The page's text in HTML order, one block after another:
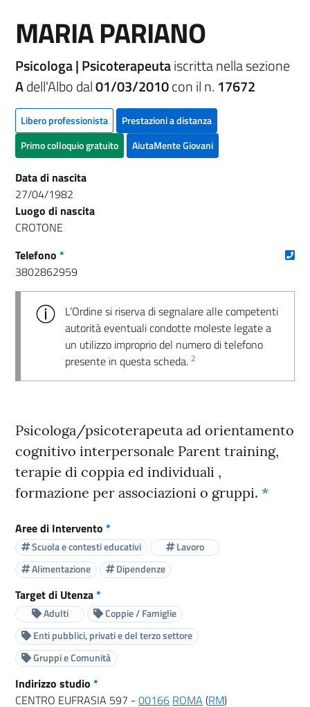
MARIA PARIANO
Psicologa | Psicoterapeutaiscritta nella sezione
Adell'Albo dal01/03/2010con il n. 17672
Libero professionista
Prestazioni a distanza
Primo colloquio gratuito
AiutaMente Giovani
Data di nascita
27/04/1982
Luogo di nascita
CROTONE
Telefono *
3802862959
L’Ordine si riserva di segnalare alle competenti
autorità eventuali condotte moleste legate a
un utilizzo improprio del numero di telefono
presente in questa scheda. 2
Psicologa/psicoterapeuta ad orientamento
cognitivo interpersonale Parent training,
terapie di coppia ed individuali ,
formazione per associazioni o gruppi. *
Aree di Intervento *
Scuola e contesti educativi
Lavoro
Alimentazione
Dipendenze
Target di Utenza*
Adulti
Coppie / Famiglie
Enti pubblici, privati e del terzo settore
Gruppi e Comunità
Indirizzo studio *
CENTRO EUFRASIA 597 - 00166 ROMA (RM)